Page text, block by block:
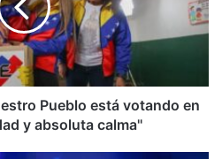
Pueblo está votando en
y absoluta calma''